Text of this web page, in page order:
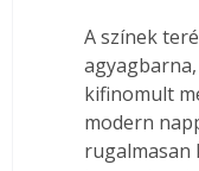
A színek
kifinomult
modern
rugalmasan